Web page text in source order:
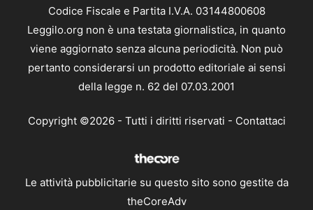
Codice Fiscale e Partita I.V.A. 03144800608
Leggilo.org non è una testata giornalistica, in quanto
viene aggiornato senza alcuna periodicità. Non può
pertanto considerarsi un prodotto editoriale ai sensi
della legge n. 62 del 07.03.2001
Copyright ©2026 - Tutti i diritti riservati - Contattaci
Le attività pubblicitarie su questo sito sono gestite da
theCoreAdv